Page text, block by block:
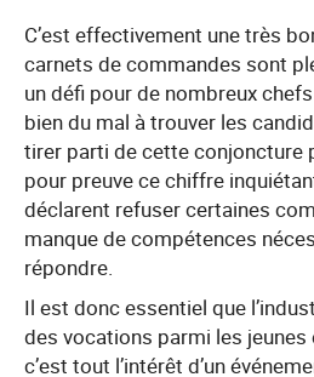
C’est effectivement une très
carnets de commandes sont
un défi pour de nombreux
bien du mal à trouver les
tirer parti de cette conjoncture
pour preuve ce chiffre
déclarent refuser certaines
manque de compétences
répondre.
Il est donc essentiel que
des vocations parmi les jeunes
c’est tout l’intérêt d’un